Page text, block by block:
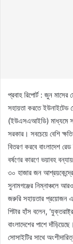
প্রবাহ রিপোর্ট : জুন
সহায়তা করতে ইউনাইটেড
(ইউএসএআইডি) মাধ্যমে
সরকার। সবচেয়ে বেশি
বিতরণ করবে বাংলাদেশ রেড
বর্ষণের কারণে ভয়াবহ
৩০ হাজার জন আশ্রয়কেন্দ্রে
সুনামগঞ্জের নিম্নাঞ্চলে
জরুরি সহায়তার প্রয়োজন
পিটার হাঁস বলেন,
বাংলাদেশের পাশে
সোসাইটির সাথে